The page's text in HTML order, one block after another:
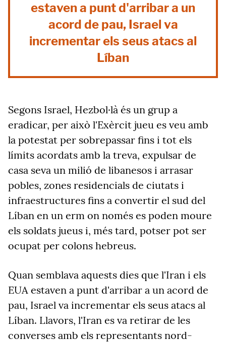
estaven a punt d'arribar a un
acord de pau, Israel va
incrementar els seus atacs al
Líban
Segons Israel, Hezbol·là és un grup a
eradicar, per això l'Exèrcit jueu es veu amb
la potestat per sobrepassar fins i tot els
límits acordats amb la treva, expulsar de
casa seva un milió de libanesos i arrasar
pobles, zones residencials de ciutats i
infraestructures fins a convertir el sud del
Líban en un erm on només es poden moure
els soldats jueus i, més tard, potser pot ser
ocupat per colons hebreus.
Quan semblava aquests dies que l'Iran i els
EUA estaven a punt d'arribar a un acord de
pau, Israel va incrementar els seus atacs al
Líban. Llavors, l'Iran es va retirar de les
converses amb els representants nord-